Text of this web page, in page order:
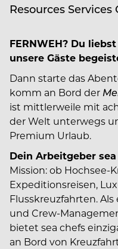
Resources Services
FERNWEH? Du
unsere Gäste
Dann starte das
komm an Bord der
ist mittlerweile mit
der Welt unterwegs
Premium Urlaub.
Dein Arbeitgeber
Mission: ob Hochsee-
Expeditionsreisen,
Flusskreuzfahrten.
und Crew-
bietet sea chefs
an Bord von